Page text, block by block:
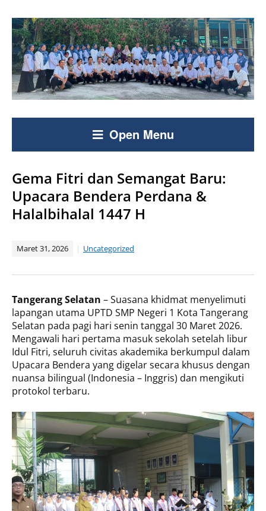
Open Menu
Gema Fitri dan Semangat Baru:
Upacara Bendera Perdana &
Halalbihalal 1447 H
Maret 31, 2026 Uncategorized
Tangerang Selatan – Suasana khidmat menyelimuti
lapangan utama UPTD SMP Negeri 1 Kota Tangerang
Selatan pada pagi hari senin tanggal 30 Maret 2026.
Mengawali hari pertama masuk sekolah setelah libur
Idul Fitri, seluruh civitas akademika berkumpul dalam
Upacara Bendera yang digelar secara khusus dengan
nuansa bilingual (Indonesia – Inggris) dan mengikuti
protokol terbaru.